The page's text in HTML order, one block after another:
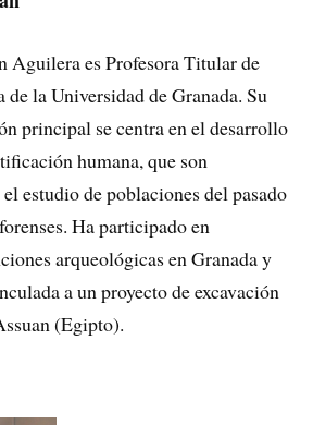
Aguilera es Profesora Titular de
la Universidad de Granada. Su
principal se centra en el desarrollo
humana, que son
estudio de poblaciones del pasado
Ha participado en
arqueológicas en Granada y
a un proyecto de excavación
(Egipto).